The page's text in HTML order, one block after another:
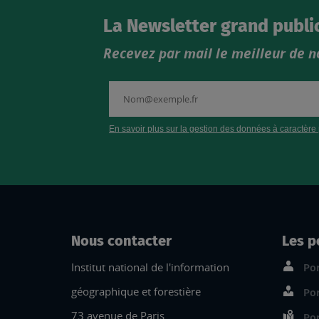
La Newsletter grand
Recevez par mail le meilleur de
Nous contacter
Institut national de l'information
géographique et forestière
73 avenue de Paris
Les